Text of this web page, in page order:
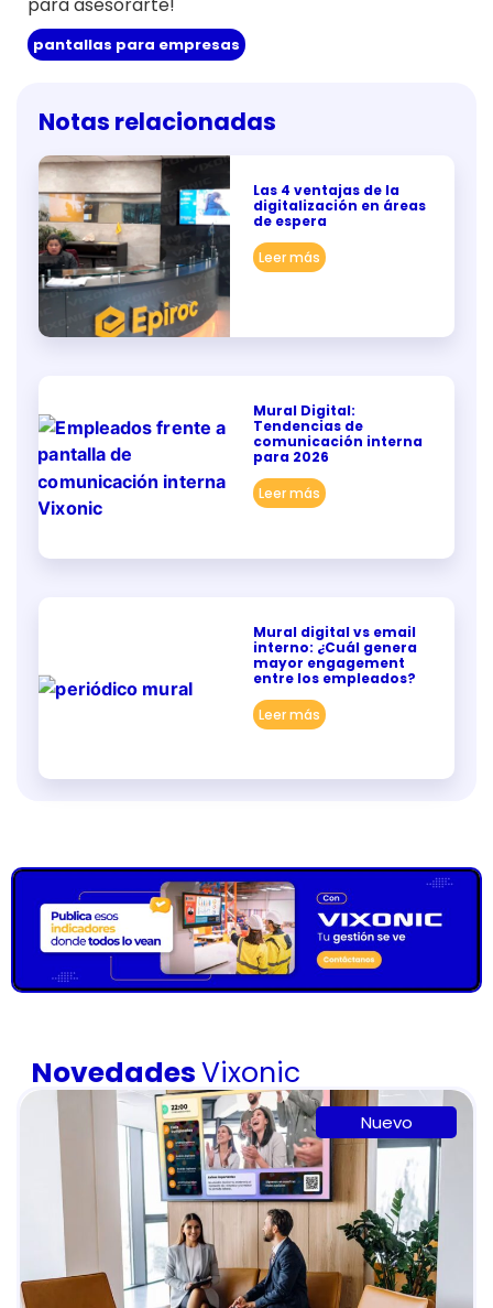
pantallas para empresas
Notas relacionadas
Las 4 ventajas de la
digitalización en áreas
de espera
Leer más
Mural Digital:
Tendencias de
comunicación interna
para 2026
Leer más
Mural digital vs email
interno: ¿Cuál genera
mayor engagement
entre los empleados?
Leer más
NovedadesVixonic
Nuevo